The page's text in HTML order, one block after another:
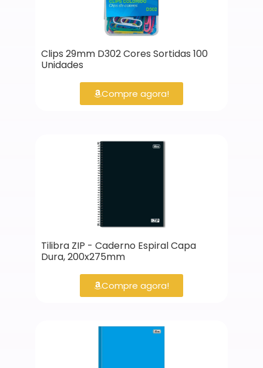
Clips 29mm D302 Cores Sortidas 100
Unidades
Compre agora!
Tilibra ZIP - Caderno Espiral Capa
Dura, 200x275mm
Compre agora!